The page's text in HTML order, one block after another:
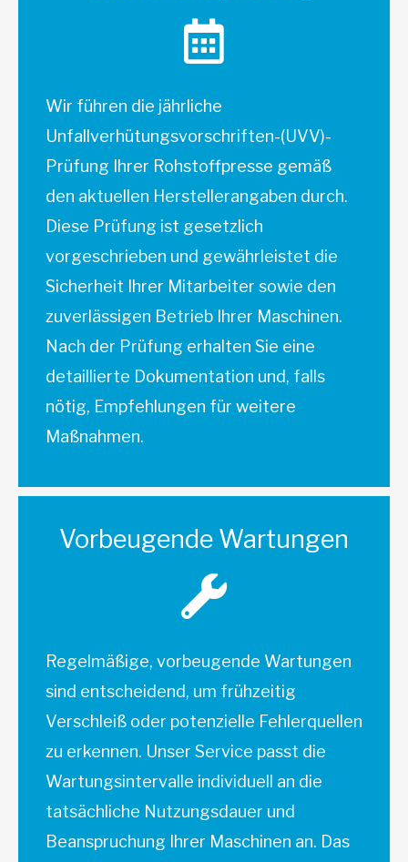
Wir führen die jährliche
Unfallverhütungsvorschriften-(UVV)-
Prüfung Ihrer Rohstoffpresse gemäß
den aktuellen Herstellerangaben durch.
Diese Prüfung ist gesetzlich
vorgeschrieben und gewährleistet die
Sicherheit Ihrer Mitarbeiter sowie den
zuverlässigen Betrieb Ihrer Maschinen.
Nach der Prüfung erhalten Sie eine
detaillierte Dokumentation und, falls
nötig, Empfehlungen für weitere
Maßnahmen.
Vorbeugende Wartungen
Regelmäßige, vorbeugende Wartungen
sind entscheidend, um frühzeitig
Verschleiß oder potenzielle Fehlerquellen
zu erkennen. Unser Service passt die
Wartungsintervalle individuell an die
tatsächliche Nutzungsdauer und
Beanspruchung Ihrer Maschinen an. Das